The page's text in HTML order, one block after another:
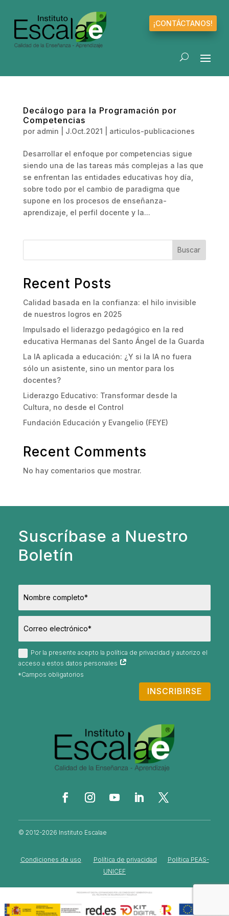
¡CONTÁCTANOS!
Decálogo para la Programación por
Competencias
por admin J.Oct.2021 articulos-publicaciones
Desarrollar el enfoque por competencias sigue
siendo una de las tareas más complejas a las que
se enfrentan las entidades educativas hoy día,
sobre todo por el cambio de paradigma que
supone en los procesos de enseñanza-
aprendizaje, el perfil docente y la...
Buscar
Recent Posts
Calidad basada en la confianza: el hilo invisible
de nuestros logros en 2025
Impulsado el liderazgo pedagógico en la red
educativa Hermanas del Santo Ángel de la Guarda
La IA aplicada a educación: ¿Y si la IA no fuera
sólo un asistente, sino un mentor para los
docentes?
Liderazgo Educativo: Transformar desde la
Cultura, no desde el Control
Fundación Educación y Evangelio (FEYE)
Recent Comments
No hay comentarios que mostrar.
Suscríbase a Nuestro
Boletín
Por la presente acepto la política de privacidad y autorizo el
acceso a estos datos personales
INSCRIBIRSE
© 2012-2026 Instituto Escalae
Condiciones de uso Política de privacidad
Política PEAS-
UNICEF